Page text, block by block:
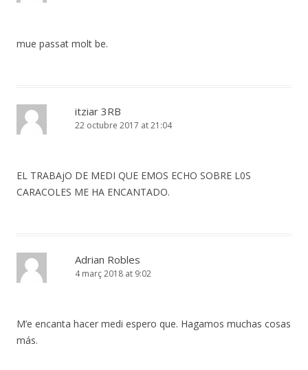
mue passat molt be.
itziar 3RB
22 octubre 2017 at 21:04
EL TRABAjO DE MEDI QUE EMOS ECHO SOBRE L0S
CARACOLES ME HA ENCANTADO.
Adrian Robles
4 març 2018 at 9:02
M’e encanta hacer medi espero que. Hagamos muchas cosas
más.